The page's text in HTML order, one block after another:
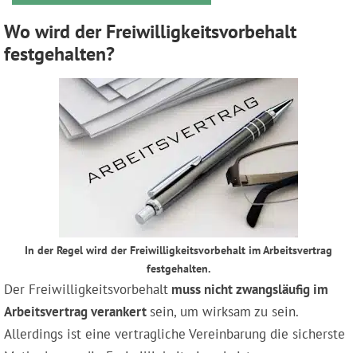
Wo wird der Freiwilligkeitsvorbehalt
festgehalten?
In der Regel wird der Freiwilligkeitsvorbehalt im Arbeitsvertrag
festgehalten.
Der Freiwilligkeitsvorbehalt muss nicht zwangsläufig im
Arbeitsvertrag verankertsein, um wirksam zu sein.
Allerdings ist eine vertragliche Vereinbarung die sicherste